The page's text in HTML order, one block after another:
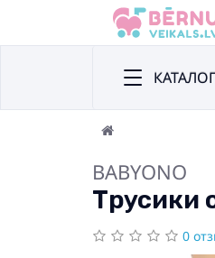
BABYONO
Трусики
0